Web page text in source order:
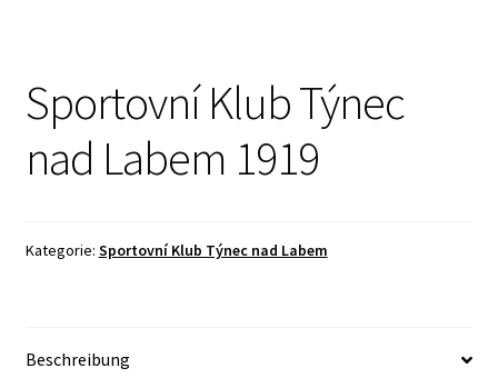
Sportovní Klub Týnec
nad Labem 1919
Kategorie: Sportovní Klub Týnec nad Labem
Beschreibung